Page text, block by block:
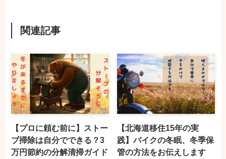
関連記事
【プロに頼む前に】ストー
ブ掃除は自分でできる？3
万円節約の分解清掃ガイド
【北海道移住15年の実
践】バイクの冬眠、冬季保
管の方法をお伝えします